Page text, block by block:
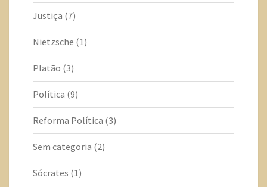
Justiça (7)
Nietzsche (1)
Platão (3)
Política (9)
Reforma Política (3)
Sem categoria (2)
Sócrates (1)